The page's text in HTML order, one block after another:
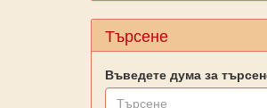
Търсене
Въведете дума за